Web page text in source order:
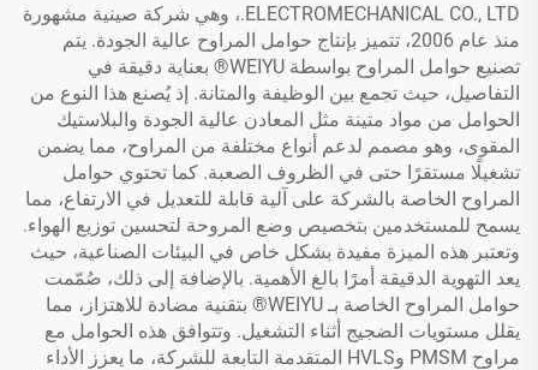
ELECTROMECHANICAL CO., LTD.، وهي شركة صينية مشهورة
منذ عام 2006، تتميز بإنتاج حوامل المراوح عالية الجودة. يتم
تصنيع حوامل المراوح بواسطة WEIYU® بعناية دقيقة في
التفاصيل، حيث تجمع بين الوظيفة والمتانة. إذ يُصنع هذا النوع من
الحوامل من مواد متينة مثل المعادن عالية الجودة والبلاستيك
المقوى، وهو مصمم لدعم أنواع مختلفة من المراوح، مما يضمن
تشغيلًا مستقرًا حتى في الظروف الصعبة. كما تحتوي حوامل
المراوح الخاصة بالشركة على آلية قابلة للتعديل في الارتفاع، مما
يسمح للمستخدمين بتخصيص وضع المروحة لتحسين توزيع الهواء.
وتعتبر هذه الميزة مفيدة بشكل خاص في البيئات الصناعية، حيث
يعد التهوية الدقيقة أمرًا بالغ الأهمية. بالإضافة إلى ذلك، صُمّمت
حوامل المراوح الخاصة بـ WEIYU® بتقنية مضادة للاهتزاز، مما
يقلل مستويات الضجيج أثناء التشغيل. وتتوافق هذه الحوامل مع
مراوح PMSM وHVLS المتقدمة التابعة للشركة، ما يعزز الأداء